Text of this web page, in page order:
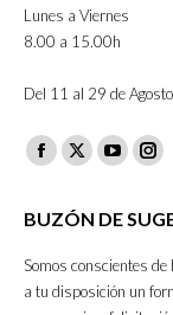
Lunes a Viernes
8.00 a 15.00h
Del 11 al 29 de
Facebook
opens
new
X
opens
new
YouTube
opens
new
in
BUZÓN DE
Somos conscientes
a tu disposición un